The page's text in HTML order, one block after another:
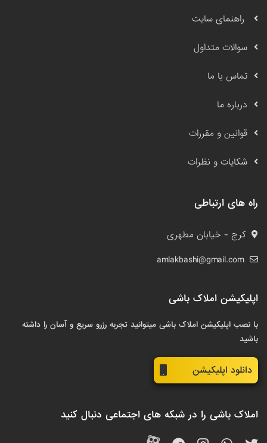
راهنمای سایت
سوالات متداول
تماس با ما
درباره ما
قوانین و مقررات
شکایات و نظرات
راه های ارتباطی
کرج - خیابان مطهری
amlakbashi@gmail.com
اپلیکیشن املاک باشی
با نصب اپلیکیشن املاک باشی میتوانید تجربه رزرو سریع و آسان را داشته
باشید
دانلود اپلیکیشن
املاک باشی را در شبکه های اجتماعی دنبال کنید